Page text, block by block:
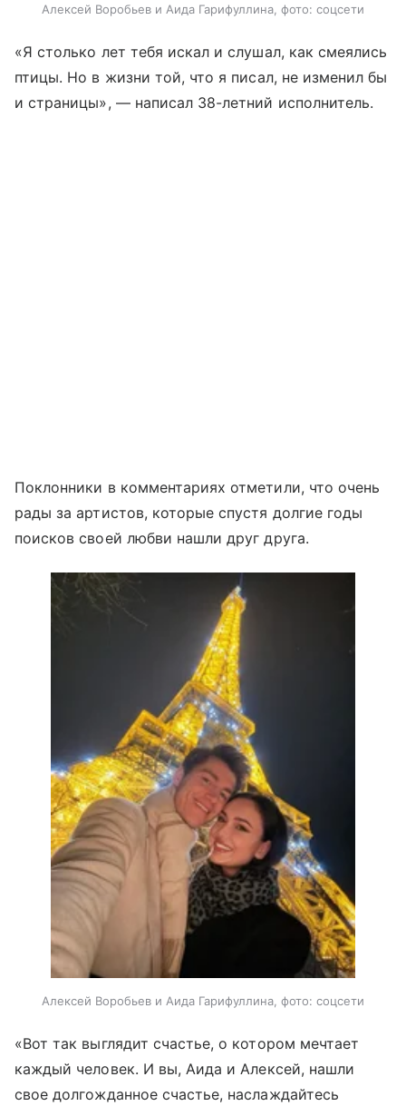
Алексей Воробьев и Аида Гарифуллина, фото: соцсети
«Я столько лет тебя искал и слушал, как смеялись
птицы. Но в жизни той, что я писал, не изменил бы
и страницы», — написал 38-летний исполнитель.
Поклонники в комментариях отметили, что очень
рады за артистов, которые спустя долгие годы
поисков своей любви нашли друг друга.
Алексей Воробьев и Аида Гарифуллина, фото: соцсети
«Вот так выглядит счастье, о котором мечтает
каждый человек. И вы, Аида и Алексей, нашли
свое долгожданное счастье, наслаждайтесь